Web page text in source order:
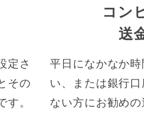
定さ
その
。
コン
送
平日になかなか
い、または銀行
ない方にお勧め